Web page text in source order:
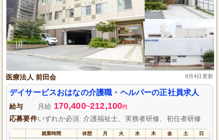
医療法人 前田会 8月4日更新
デイサービスおはなの介護職・ヘルパーの正社員求人
給与 月給 170,400~212,100円
応募要件いずれか必須: 介護福祉士、実務者研修、初任者研修
就業時間 休憩 月 火 水 木 金 土 日